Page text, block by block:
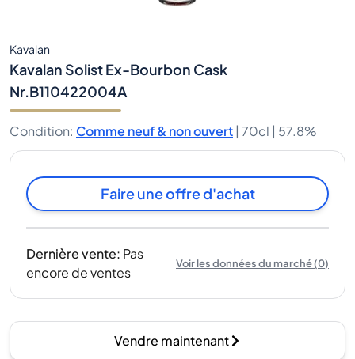
Kavalan
Kavalan Solist Ex-Bourbon Cask
Nr.B110422004A
Condition: Comme neuf & non ouvert | 70cl | 57.8%
Faire une offre d'achat
Dernière vente: Pas
encore de ventes
Voir les données du marché(0)
Vendre maintenant